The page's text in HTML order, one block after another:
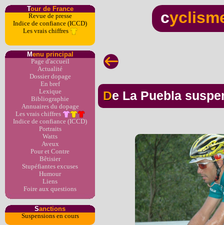
Tour de France
Revue de presse
Indice de confiance (ICCD)
Les vrais chiffres
Menu principal
Page d'accueil
Actualité
Dossier dopage
En bref
Lexique
Bibliographie
Annuaires du dopage
Les vrais chiffres
Indice de confiance (ICCD)
Portraits
Watts
Aveux
Pour et Contre
Bêtisier
Stupéfiantes excuses
Humour
Liens
Foire aux questions
Sanctions
Suspensions en cours
c
De La Puebla